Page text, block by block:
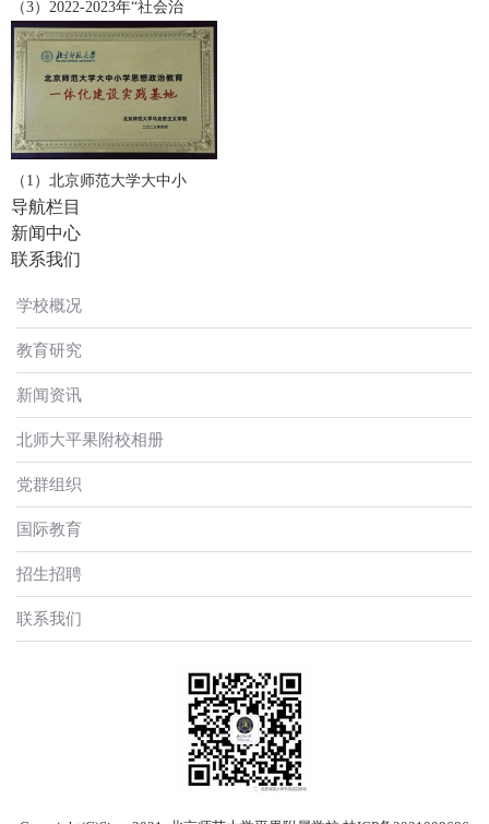
（3）2022-2023年“社会治
（1）北京师范大学大中小
导航栏目
新闻中心
联系我们
学校概况
教育研究
新闻资讯
北师大平果附校相册
党群组织
国际教育
招生招聘
联系我们